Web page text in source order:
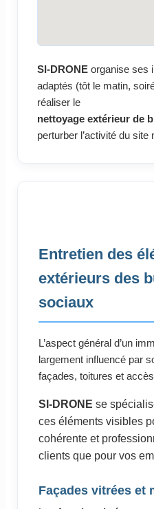
SI-DRONEorganise ses
adaptés (tôt le matin,
réaliser le
nettoyage extérieur de
perturber l’activité du site
Entretien des
extérieurs des
sociaux
L’aspect général d’un
largement influencé par
façades, toitures et
SI-DRONE se
ces éléments visibles
cohérente et
clients que pour vos
Façades vitrées et